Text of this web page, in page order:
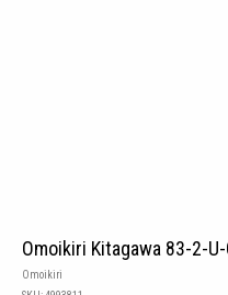
Omoikiri Kitagawa 83-2-
Omoikiri